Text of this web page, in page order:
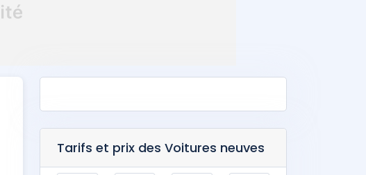
Tarifs et prix des Voitures neuves